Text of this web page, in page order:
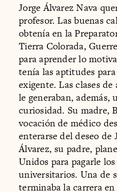
Jorge Álvarez Nava
profesor. Las buenas
obtenía en la
Tierra Colorada,
para aprender lo
tenía las aptitudes
exigente. Las clases
le generaban, además,
curiosidad. Su madre,
vocación de médico
enterarse del deseo de
Álvarez, su padre,
Unidos para pagarle
universitarios. Una de
terminaba la carrera